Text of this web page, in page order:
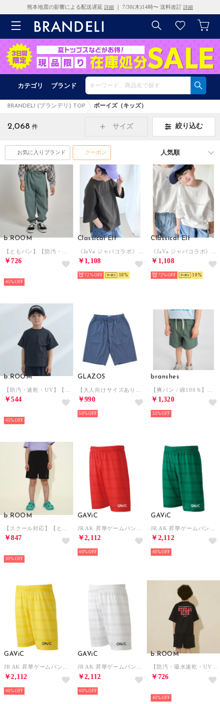
熊本地震の影響による配送遅延 詳細 ｜ 7/30(木)14時〜 送料改訂 詳細
カテゴリ ブランド
BRANDELI (ブランデリ) TOP ボーイズ（キッズ）
2,068 件 サイズ 絞り込む
お気に入りブランド クーポン
b.ROOM
￥726
45%
Classical Elf
￥1,108
72% 10
Classical Elf
￥1,108
72% 10
b.ROOM
￥544
45%
GLAZOS
￥990
50%
branshes
￥1,320
33%
b.ROOM
￥847
30%
GAViC
￥2,112
40%
GAViC
￥2,112
40%
GAViC
JR AK 昇華ゲームパンツ （YEL）
￥2,112
40%
GAViC
JR AK 昇華ゲームパンツ （WHT）
￥2,112
40%
b.ROOM
【防汚・吸水速乾・UV】【カイテキ天竺】ドライメッシュバックプリントTシャツ （黒）
￥726
40%